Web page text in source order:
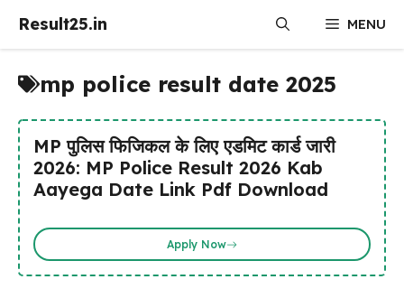
Result25.in MENU
mp police result date 2025
MP पुलिस फिजिकल के लिए एडमिट कार्ड जारी
2026: MP Police Result 2026 Kab
Aayega Date Link Pdf Download
Apply Now